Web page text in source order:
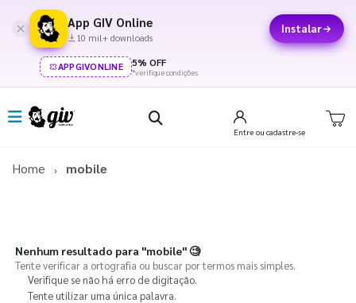
App GIV Online
10 mil+ downloads
Instalar
APPGIVONLINE 5% OFF
*verifique condições
Entre ou cadastre-se
Home mobile
Nenhum resultado para "mobile"🧐
Tente verificar a ortografia ou buscar por termos mais simples.
Verifique se não há erro de digitação.
Tente utilizar uma única palavra.